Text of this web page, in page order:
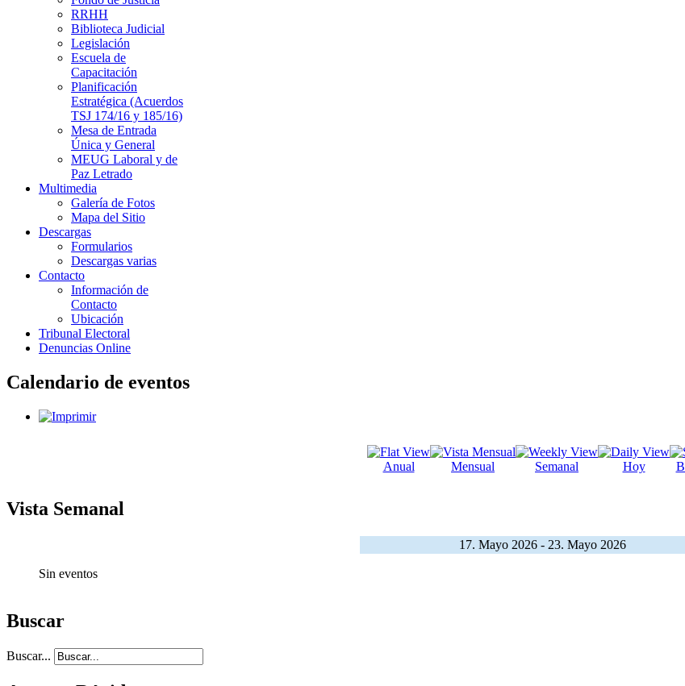
RRHH
Biblioteca Judicial
Legislación
Escuela de
Capacitación
Planificación
Estratégica (Acuerdos
TSJ 174/16 y 185/16)
Mesa de Entrada
Única y General
MEUG Laboral y de
Paz Letrado
Multimedia
Galería de Fotos
Mapa del Sitio
Descargas
Formularios
Descargas varias
Contacto
Información de
Contacto
Ubicación
Tribunal Electoral
Denuncias Online
Calendario de eventos
Anual Mensual Semanal Hoy
Vista Semanal
17. Mayo 2026 - 23. Mayo 2026
Sin eventos
Buscar
Buscar...